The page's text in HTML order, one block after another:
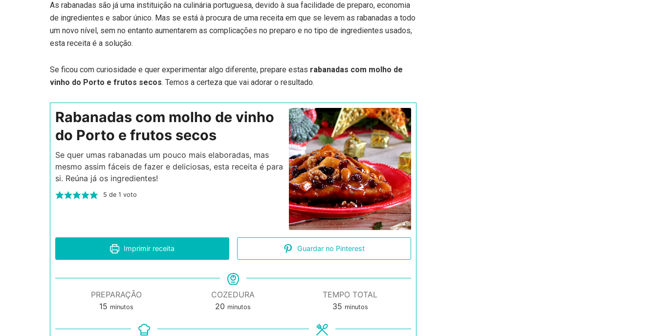
As rabanadas são já uma instituição na culinária portuguesa, devido à sua facilidade de preparo, economia
de ingredientes e sabor único. Mas se está à procura de uma receita em que se levem as rabanadas a todo
um novo nível, sem no entanto aumentarem as complicações no preparo e no tipo de ingredientes usados,
esta receita é a solução.
Se ficou com curiosidade e quer experimentar algo diferente, prepare estas rabanadas com molho de
vinho do Porto e frutos secos. Temos a certeza que vai adorar o resultado.
Rabanadas com molho de vinho
do Porto e frutos secos
Se quer umas rabanadas um pouco mais elaboradas, mas
mesmo assim fáceis de fazer e deliciosas, esta receita é para
si. Reúna já os ingredientes!
5 de 1 voto
Imprimir receita Guardar no Pinterest
PREPARAÇÃO
15minutos
minutos
COZEDURA
20 minutos
minutos
TEMPO TOTAL
35minutos
minutos